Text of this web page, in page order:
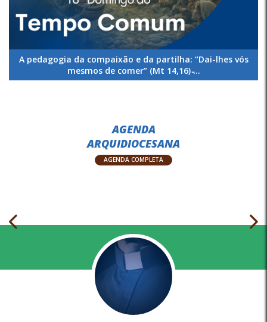
A pedagogia da compaixão e da partilha: “Dai-lhes vós
mesmos de comer” (Mt 14,16) ̵...
AGENDA
ARQUIDIOCESANA
AGENDA COMPLETA